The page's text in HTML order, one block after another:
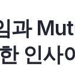
과
인사